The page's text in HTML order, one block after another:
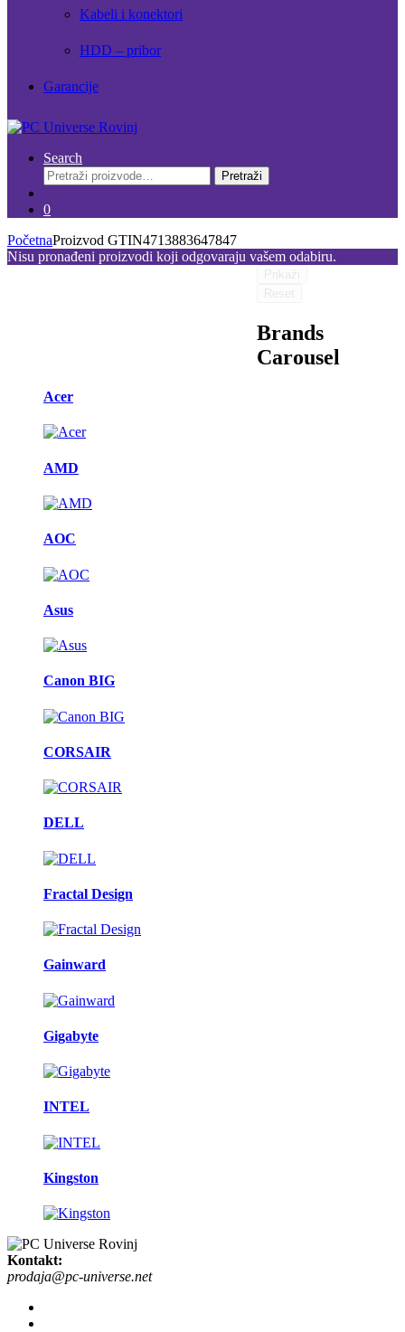
Kabeli i konektori
HDD – pribor
Garancije
Search
Pretraži:
Pretraži
0
PočetnaProizvod GTIN4713883647847
Nisu pronađeni proizvodi koji odgovaraju vašem odabiru.
Brands
Carousel
Acer
AMD
AOC
Asus
Canon BIG
CORSAIR
DELL
Fractal Design
Gainward
Gigabyte
INTEL
Kingston
Kontakt:
prodaja@pc-universe.net